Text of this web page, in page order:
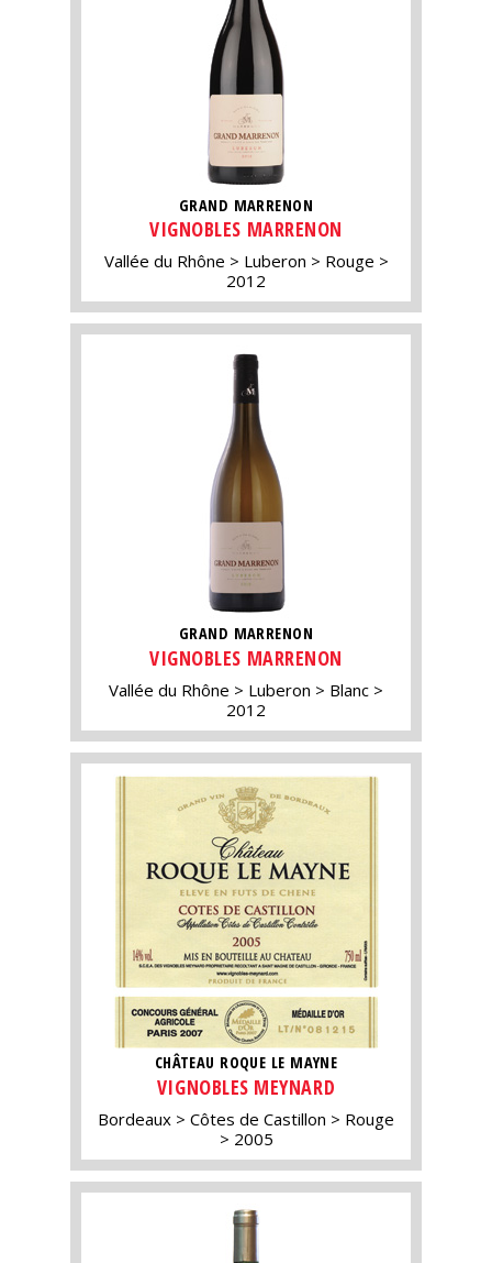
GRAND MARRENON
VIGNOBLES MARRENON
Vallée du Rhône Luberon
Rouge
2012
GRAND MARRENON
VIGNOBLES MARRENON
Vallée du Rhône Luberon
Blanc
2012
CHÂTEAU ROQUE LE MAYNE
VIGNOBLES MEYNARD
Bordeaux Côtes de Castillon
Rouge
2005